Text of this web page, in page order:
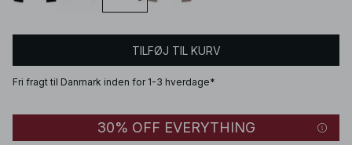
TILFØJ TIL KURV
Fri fragt til Danmark inden for 1-3 hverdage*
30% OFF EVERYTHING